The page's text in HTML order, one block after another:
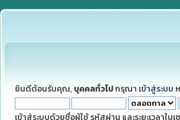
ยินดีต้อนรับคุณ, บุคคลทั่วไปกรุณา เข้าสู่ระบบ
เข้าสู่ระบบด้วยชื่อผู้ใช้ รหัสผ่าน และระยะเวลาใน